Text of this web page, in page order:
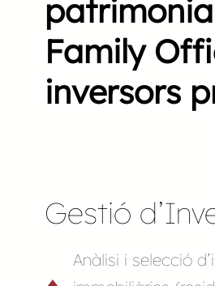
Family
inversors
Gestió
Anàlisi i selecció